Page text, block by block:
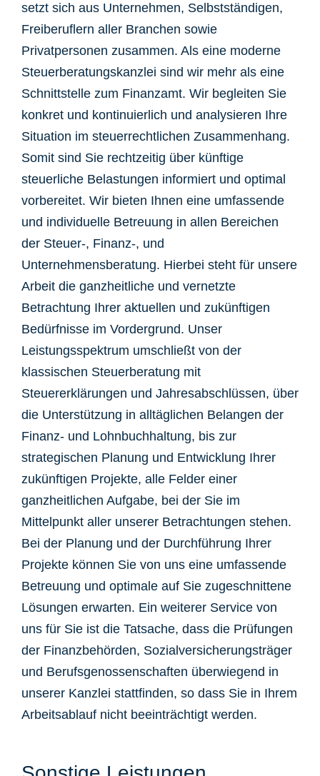
setzt sich aus Unternehmen, Selbstständigen,
Freiberuflern aller Branchen sowie
Privatpersonen zusammen. Als eine moderne
Steuerberatungskanzlei sind wir mehr als eine
Schnittstelle zum Finanzamt. Wir begleiten Sie
konkret und kontinuierlich und analysieren Ihre
Situation im steuerrechtlichen Zusammenhang.
Somit sind Sie rechtzeitig über künftige
steuerliche Belastungen informiert und optimal
vorbereitet. Wir bieten Ihnen eine umfassende
und individuelle Betreuung in allen Bereichen
der Steuer-, Finanz-, und
Unternehmensberatung. Hierbei steht für unsere
Arbeit die ganzheitliche und vernetzte
Betrachtung Ihrer aktuellen und zukünftigen
Bedürfnisse im Vordergrund. Unser
Leistungsspektrum umschließt von der
klassischen Steuerberatung mit
Steuererklärungen und Jahresabschlüssen, über
die Unterstützung in alltäglichen Belangen der
Finanz- und Lohnbuchhaltung, bis zur
strategischen Planung und Entwicklung Ihrer
zukünftigen Projekte, alle Felder einer
ganzheitlichen Aufgabe, bei der Sie im
Mittelpunkt aller unserer Betrachtungen stehen.
Bei der Planung und der Durchführung Ihrer
Projekte können Sie von uns eine umfassende
Betreuung und optimale auf Sie zugeschnittene
Lösungen erwarten. Ein weiterer Service von
uns für Sie ist die Tatsache, dass die Prüfungen
der Finanzbehörden, Sozialversicherungsträger
und Berufsgenossenschaften überwiegend in
unserer Kanzlei stattfinden, so dass Sie in Ihrem
Arbeitsablauf nicht beeinträchtigt werden.